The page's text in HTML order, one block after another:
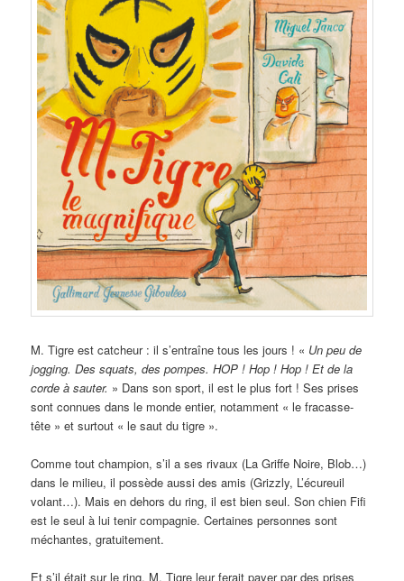
M. Tigre est catcheur : il s’entraîne tous les jours ! « Un peu de
jogging. Des squats, des pompes. HOP ! Hop ! Hop ! Et de la
corde à sauter. » Dans son sport, il est le plus fort ! Ses prises
sont connues dans le monde entier, notamment « le fracasse-
tête » et surtout « le saut du tigre ».
Comme tout champion, s’il a ses rivaux (La Griffe Noire, Blob…)
dans le milieu, il possède aussi des amis (Grizzly, L’écureuil
volant…). Mais en dehors du ring, il est bien seul. Son chien Fifi
est le seul à lui tenir compagnie. Certaines personnes sont
méchantes, gratuitement.
Et s’il était sur le ring, M. Tigre leur ferait payer par des prises